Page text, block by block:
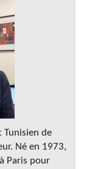
de
Né en 1973,
Paris pour